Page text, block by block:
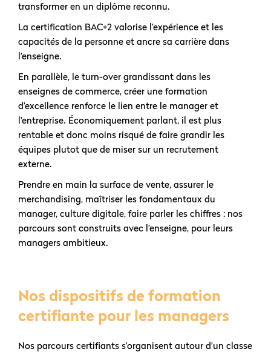
transformer en un diplôme reconnu.
La certification BAC+2 valorise l’expérience et les
capacités de la personne et ancre sa carrière dans
l’enseigne.
En parallèle, le turn-over grandissant dans les
enseignes de commerce, créer une formation
d’excellence renforce le lien entre le manager et
l’entreprise. Économiquement parlant, il est plus
rentable et donc moins risqué de faire grandir les
équipes plutot que de miser sur un recrutement
externe.
Prendre en main la surface de vente, assurer le
merchandising, maîtriser les fondamentaux du
manager, culture digitale, faire parler les chiffres : nos
parcours sont construits avec l’enseigne, pour leurs
managers ambitieux.
Nos dispositifs de formation
certifiante pour les managers
Nos parcours certifiants s’organisent autour d’un classe